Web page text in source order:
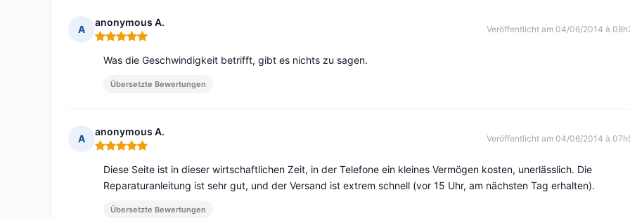
A
anonymous A.
Hinweis: 5 von 5
Veröffentlicht am 04/06/2014 à
Was die Geschwindigkeit betrifft, gibt es nichts zu sagen.
Übersetzte Bewertungen
A
anonymous A.
Hinweis: 5 von 5
Veröffentlicht am 04/06/2014 à
Diese Seite ist in dieser wirtschaftlichen Zeit, in der Telefone ein kleines Vermögen kosten, unerlässlich. Die
Reparaturanleitung ist sehr gut, und der Versand ist extrem schnell (vor 15 Uhr, am nächsten Tag erhalten).
Übersetzte Bewertungen